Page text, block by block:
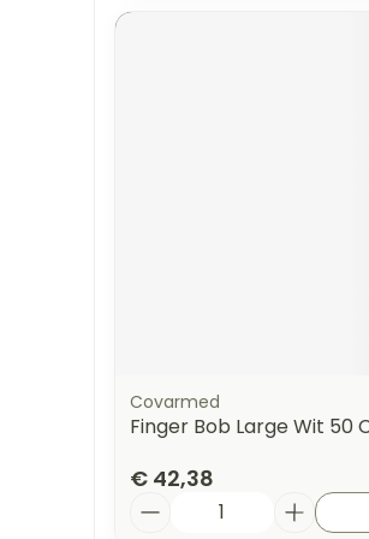
Covarmed
Finger Bob Large Wit 50
€ 42,38